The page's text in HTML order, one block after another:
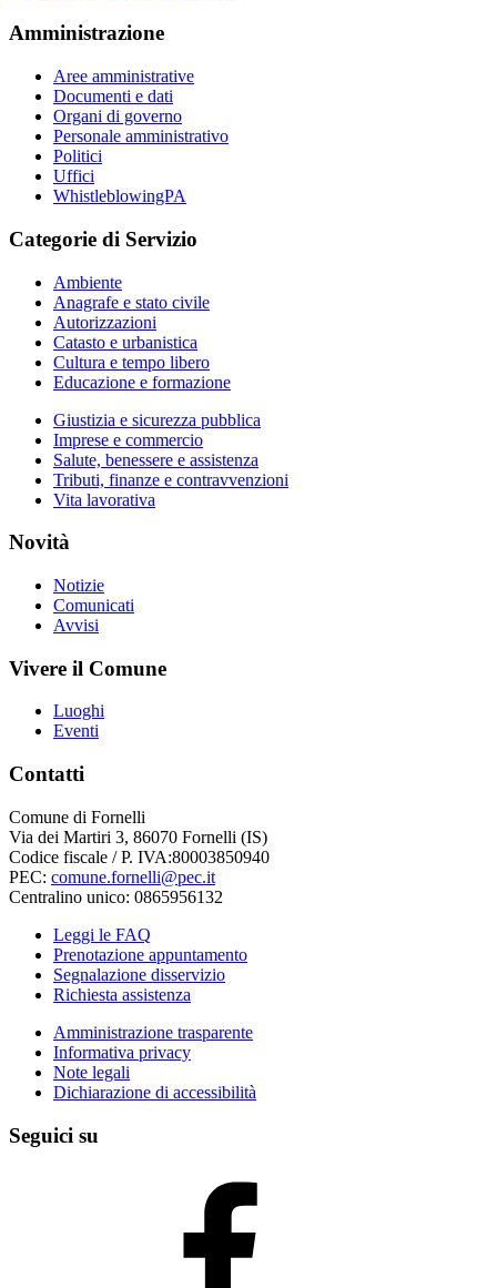
Amministrazione
Aree amministrative
Documenti e dati
Organi di governo
Personale amministrativo
Politici
Uffici
WhistleblowingPA
Categorie di Servizio
Ambiente
Anagrafe e stato civile
Autorizzazioni
Catasto e urbanistica
Cultura e tempo libero
Educazione e formazione
Giustizia e sicurezza pubblica
Imprese e commercio
Salute, benessere e assistenza
Tributi, finanze e contravvenzioni
Vita lavorativa
Novità
Notizie
Comunicati
Avvisi
Vivere il Comune
Luoghi
Eventi
Contatti
Comune di Fornelli
Via dei Martiri 3, 86070 Fornelli (IS)
Codice fiscale / P. IVA:80003850940
PEC: comune.fornelli@pec.it
Centralino unico: 0865956132
Leggi le FAQ
Prenotazione appuntamento
Segnalazione disservizio
Richiesta assistenza
Amministrazione trasparente
Informativa privacy
Note legali
Dichiarazione di accessibilità
Seguici su